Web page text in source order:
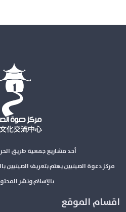
أحد مشاريع جمعية طريق
مركز دعوة الصينيين يهتم بتعريف الصينيين
بالإسلام ونشر
اقسام الموقع